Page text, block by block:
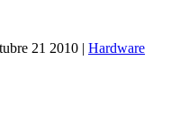
21 2010 | Hardware